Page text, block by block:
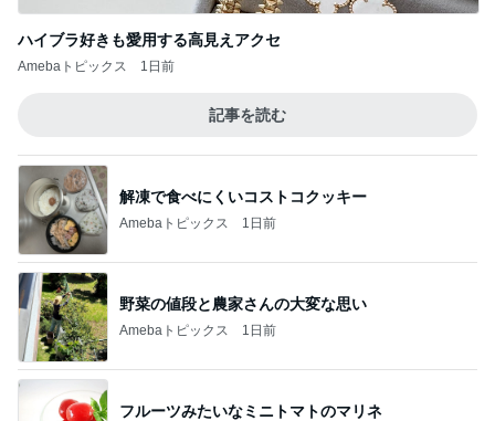
ハイブラ好きも愛用する高見えアクセ
Amebaトピックス 1日前
記事を読む
解凍で食べにくいコストコクッキー
Amebaトピックス 1日前
野菜の値段と農家さんの大変な思い
Amebaトピックス 1日前
フルーツみたいなミニトマトのマリネ